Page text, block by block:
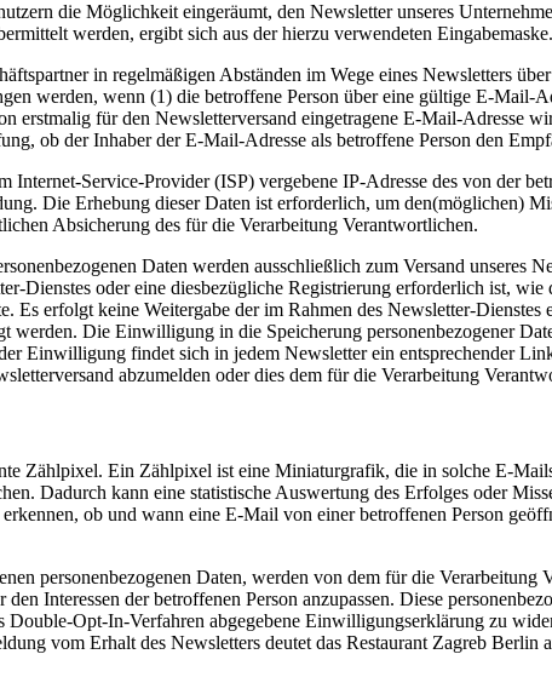
die Möglichkeit eingeräumt, den Newsletter unseres
werden, ergibt sich aus der hierzu verwendeten Eingabemaske.
in regelmäßigen Abständen im Wege eines Newsletters
werden, wenn (1) die betroffene Person über eine gültige E-Mail-
erstmalig für den Newsletterversand eingetragene E-Mail-Adresse
ob der Inhaber der E-Mail-Adresse als betroffene Person den
Service-Provider (ISP) vergebene IP-Adresse des von der
Die Erhebung dieser Daten ist erforderlich, um den(möglichen)
Absicherung des für die Verarbeitung Verantwortlichen.
Daten werden ausschließlich zum Versand unseres
Dienstes oder eine diesbezügliche Registrierung erforderlich ist,
Es erfolgt keine Weitergabe der im Rahmen des Newsletter-
werden. Die Einwilligung in die Speicherung personenbezogener
Einwilligung findet sich in jedem Newsletter ein entsprechender
abzumelden oder dies dem für die Verarbeitung
Zählpixel. Ein Zählpixel ist eine Miniaturgrafik, die in solche E-
Dadurch kann eine statistische Auswertung des Erfolges oder
ob und wann eine E-Mail von einer betroffenen Person
personenbezogenen Daten, werden von dem für die
Interessen der betroffenen Person anzupassen. Diese
Double-Opt-In-Verfahren abgegebene Einwilligungserklärung zu
vom Erhalt des Newsletters deutet das Restaurant Zagreb Berlin